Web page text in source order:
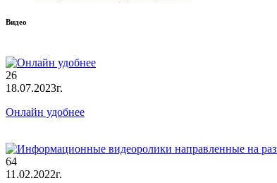
Видео
26
18.07.2023г.
Онлайн удобнее
64
11.02.2022г.